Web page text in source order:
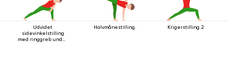
Udvidet
sidevinkelstilling
med ringgreb under
Halvmånestilling Krigerstilling 2